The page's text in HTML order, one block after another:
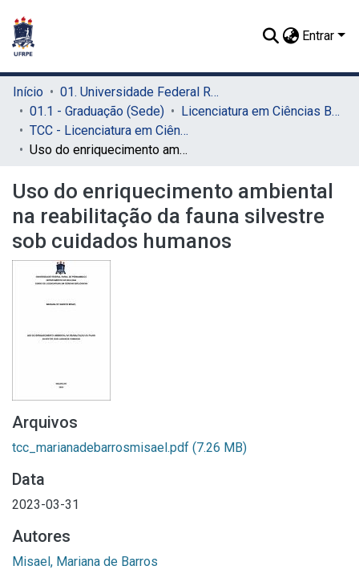
Entrar
Início
01. Universidade Federal Rural de Pernambuco - UFRPE (Sede)
01.1 - Graduação (Sede)
Licenciatura em Ciências Biológicas (Sede)
TCC - Licenciatura em Ciências Biológicas (Sede)
Uso do enriquecimento ambiental na reabilitação da fauna silvestre sob cuidados humanos
Uso do enriquecimento ambiental
na reabilitação da fauna silvestre
sob cuidados humanos
Arquivos
tcc_marianadebarrosmisael.pdf (7.26 MB)
Data
2023-03-31
Autores
Misael, Mariana de Barros